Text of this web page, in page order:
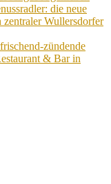
die neue
Wullersdorfer
zündende
& Bar in